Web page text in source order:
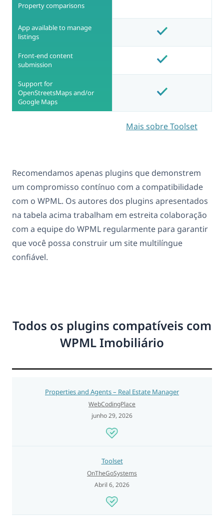
Property comparisons
App available to manage
listings
Front-end content
submission
Support for
OpenStreetsMaps and/or
Google Maps
Mais sobre Toolset
Recomendamos apenas plugins que demonstrem
um compromisso contínuo com a compatibilidade
com o WPML. Os autores dos plugins apresentados
na tabela acima trabalham em estreita colaboração
com a equipe do WPML regularmente para garantir
que você possa construir um site multilíngue
confiável.
Todos os plugins compatíveis com
WPML Imobiliário
Properties and Agents – Real Estate Manager
WebCodingPlace
junho 29, 2026
Toolset
OnTheGoSystems
Abril 6, 2026